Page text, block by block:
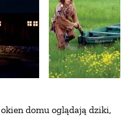
domu oglądają dziki,